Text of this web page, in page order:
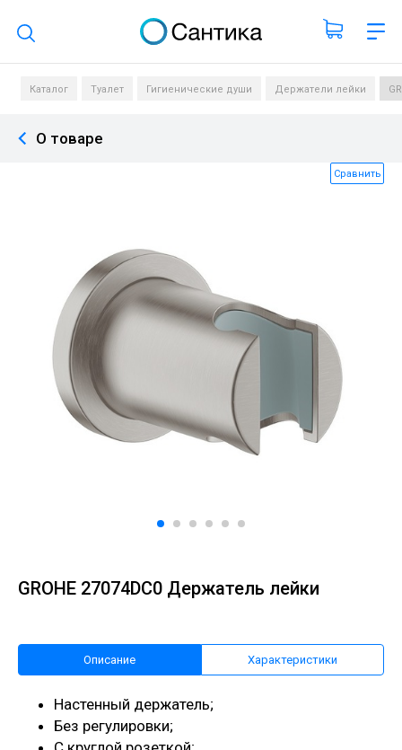
Поиск по каталогу
Каталог Туалет Гигиенические души Держатели лейки
О товаре
Сравнить
GROHE 27074DC0 Держатель лейки
Описание Характеристики
Настенный держатель;
Без регулировки;